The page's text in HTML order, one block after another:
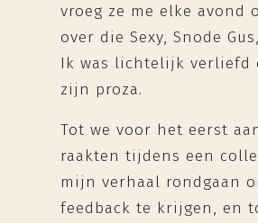
vroeg ze me elke avond
over die Sexy, Snode
Ik was lichtelijk verliefd
zijn proza.
Tot we voor het eerst
raakten tijdens een
mijn verhaal rondgaan
feedback te krijgen, en